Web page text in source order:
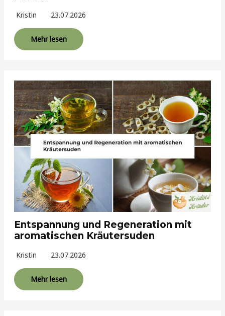
Kristin 23.07.2026
Mehr lesen
Entspannung und Regeneration mit
aromatischen Kräutersuden
Kristin 23.07.2026
Mehr lesen